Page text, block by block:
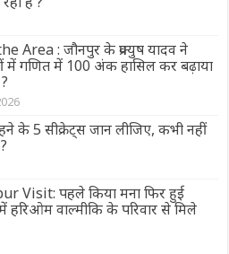
Area : जौनपुर के प्रक्युष यादव ने
में गणित में 100 अंक हासिल कर बढ़ाया
के 5 सीक्रेट्स जान लीजिए, कभी नहीं
Visit: पहले किया मना फिर हुई
वाल्मीकि के परिवार से मिले